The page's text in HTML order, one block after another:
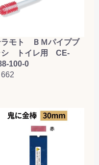
ラモト ＢＭパイプブ
シ トイレ用 CE-
100-0
662